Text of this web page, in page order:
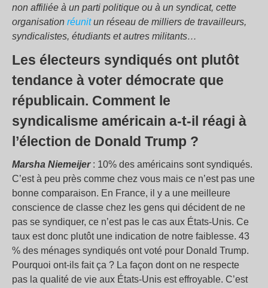
non affiliée à un parti politique ou à un syndicat, cette
organisation réunitun réseau de milliers de travailleurs,
syndicalistes, étudiants et autres militants…
Les électeurs syndiqués ont plutôt
tendance à voter démocrate que
républicain. Comment le
syndicalisme américain a-t-il réagi à
l’élection de Donald Trump ?
Marsha Niemeijer: 10% des américains sont syndiqués.
C’est à peu près comme chez vous mais ce n’est pas une
bonne comparaison. En France, il y a une meilleure
conscience de classe chez les gens qui décident de ne
pas se syndiquer, ce n’est pas le cas aux États-Unis. Ce
taux est donc plutôt une indication de notre faiblesse. 43
% des ménages syndiqués ont voté pour Donald Trump.
Pourquoi ont-ils fait ça ? La façon dont on ne respecte
pas la qualité de vie aux États-Unis est effroyable. C’est